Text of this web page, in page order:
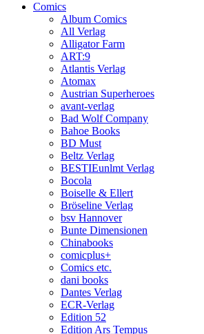
Comics
Album Comics
All Verlag
Alligator Farm
ART:9
Atlantis Verlag
Atomax
Austrian Superheroes
avant-verlag
Bad Wolf Company
Bahoe Books
BD Must
Beltz Verlag
BESTIEunlmt Verlag
Bocola
Boiselle & Ellert
Bröseline Verlag
bsv Hannover
Bunte Dimensionen
Chinabooks
comicplus+
Comics etc.
dani books
Dantes Verlag
ECR-Verlag
Edition 52
Edition Ars Tempus